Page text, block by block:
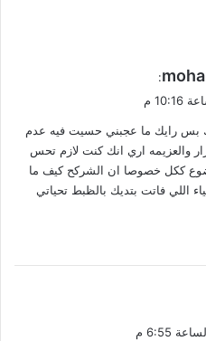
:
رايك ما عجبني حسيت فيه عدم
والعزيمه اري انك كنت لازم تحس
ككل خصوصا ان الشركح كيف ما
اللي فاتت بتديك بالظبط تحياتي